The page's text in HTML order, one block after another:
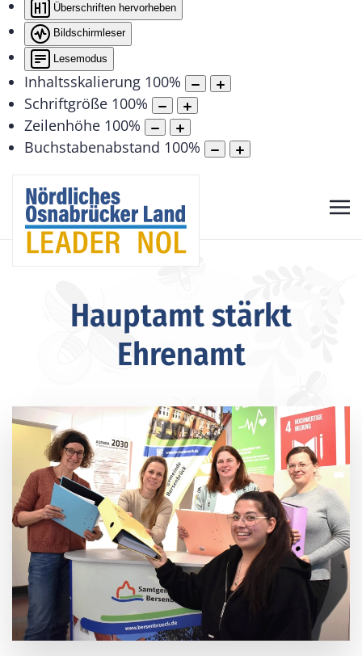
Überschriften hervorheben
Bildschirmleser
Lesemodus
Inhaltsskalierung 100%
Schriftgröße 100%
Zeilenhöhe 100%
Buchstabenabstand 100%
Hauptamt stärkt
Ehrenamt